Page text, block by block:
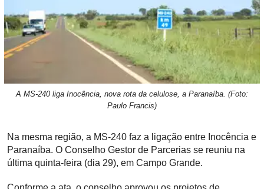
A MS-240 liga Inocência, nova rota da celulose, a Paranaíba. (Foto:
Paulo Francis)
Na mesma região, a MS-240 faz a ligação entre Inocência e
Paranaíba. O Conselho Gestor de Parcerias se reuniu na
última quinta-feira (dia 29), em Campo Grande.